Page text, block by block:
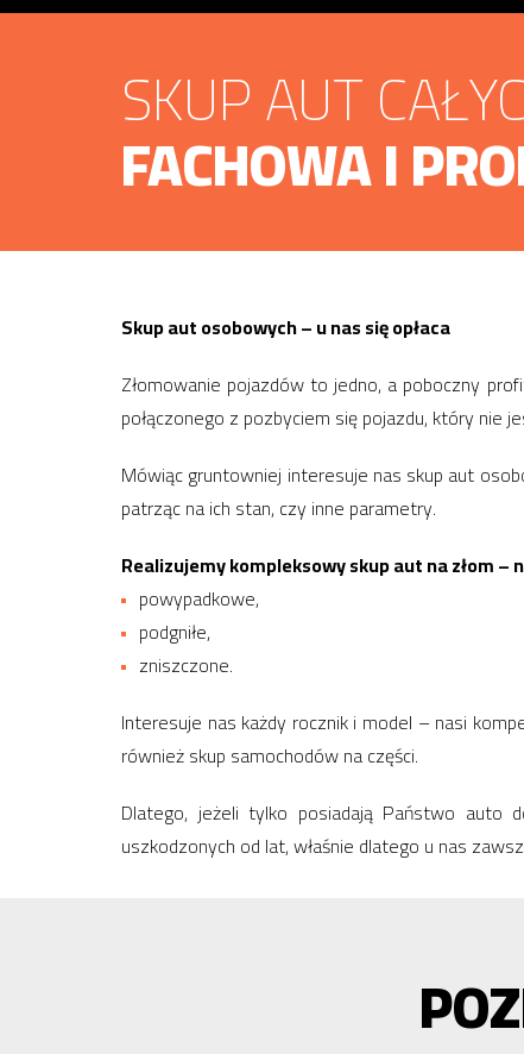
SKUP AUT
FACHOWA I
Skup aut osobowych – u nas się opłaca
Złomowanie pojazdów to jedno, a poboczny
połączonego z pozbyciem się pojazdu, który nie
Mówiąc gruntowniej interesuje nas skup aut
patrząc na ich stan, czy inne parametry.
Realizujemy kompleksowy skup aut na złom –
powypadkowe,
podgniłe,
zniszczone.
Interesuje nas każdy rocznik i model – nasi
również skup samochodów na części.
Dlatego, jeżeli tylko posiadają Państwo auto
uszkodzonych od lat, właśnie dlatego u nas